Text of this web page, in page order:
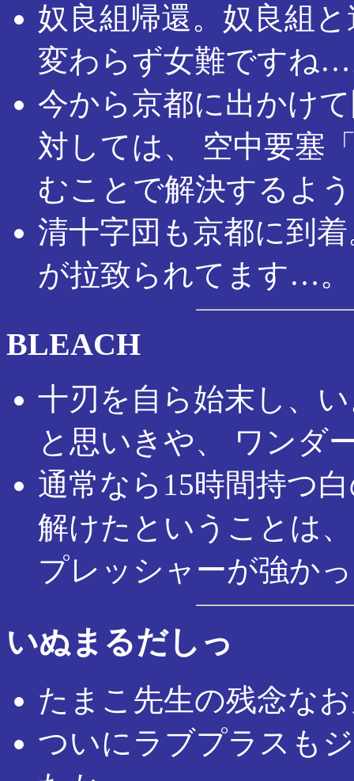
奴良組帰還。奴良組
変わらず女難ですね
今から京都に出かけ
対しては、 空中要塞
むことで解決するよ
清十字団も京都に到
が拉致られてます…。
BLEACH
十刃を自ら始末し、
と思いきや、 ワンダ
通常なら15時間持つ
解けたということは
プレッシャーが強か
いぬまるだしっ
たまこ先生の残念な
ついにラブプラスも